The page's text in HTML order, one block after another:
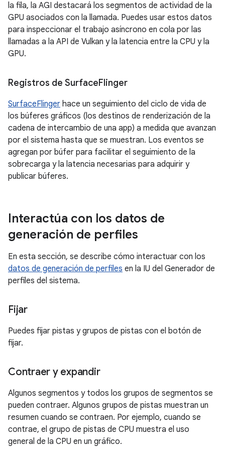
la fila, la AGI destacará los segmentos de actividad de la
GPU asociados con la llamada. Puedes usar estos datos
para inspeccionar el trabajo asíncrono en cola por las
llamadas a la API de Vulkan y la latencia entre la CPU y la
GPU.
Registros de SurfaceFlinger
SurfaceFlinger hace un seguimiento del ciclo de vida de
los búferes gráficos (los destinos de renderización de la
cadena de intercambio de una app) a medida que avanzan
por el sistema hasta que se muestran. Los eventos se
agregan por búfer para facilitar el seguimiento de la
sobrecarga y la latencia necesarias para adquirir y
publicar búferes.
Interactúa con los datos de
generación de perfiles
En esta sección, se describe cómo interactuar con los
datos de generación de perfiles en la IU del Generador de
perfiles del sistema.
Fijar
Puedes fijar pistas y grupos de pistas con el botón de
fijar.
Contraer y expandir
Algunos segmentos y todos los grupos de segmentos se
pueden contraer. Algunos grupos de pistas muestran un
resumen cuando se contraen. Por ejemplo, cuando se
contrae, el grupo de pistas de CPU muestra el uso
general de la CPU en un gráfico.